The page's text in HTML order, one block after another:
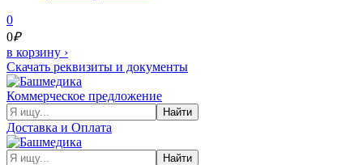
0
0₽
в корзину ›
Скачать реквизиты и документы
Коммерческое предложение
Найти
Доставка и Оплата
Найти